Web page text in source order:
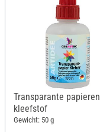
Transparante papieren
kleefstof
Gewicht: 50 g